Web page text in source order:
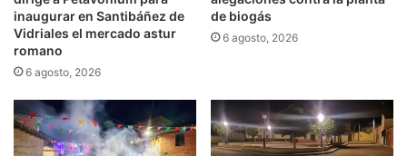
inaugurar en Santibáñez de
Vidriales el mercado astur
romano
6 agosto, 2026
de biogás
6 agosto, 2026